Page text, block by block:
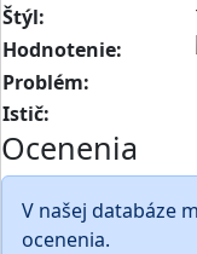
Štýl:
Hodnotenie:
Problém:
Istič:
Ocenenia
V našej databáze
ocenenia.